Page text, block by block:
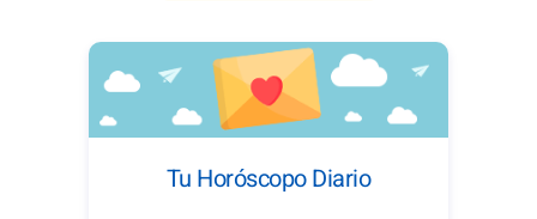
Tu Horóscopo Diario